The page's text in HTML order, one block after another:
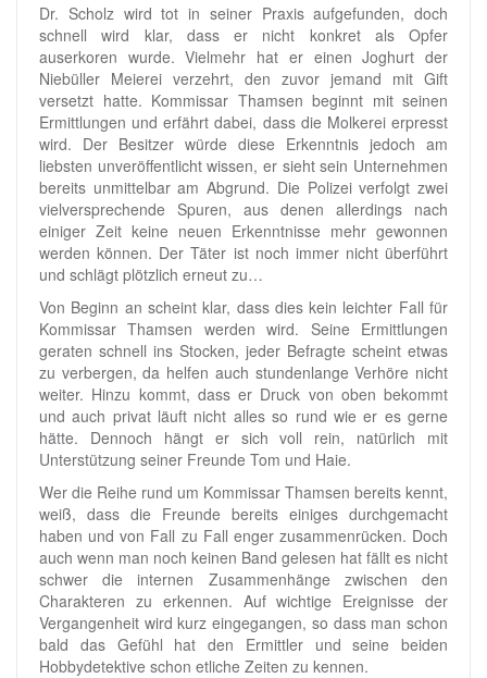
Dr. Scholz wird tot in seiner Praxis aufgefunden, doch
schnell wird klar, dass er nicht konkret als Opfer
auserkoren wurde. Vielmehr hat er einen Joghurt der
Niebüller Meierei verzehrt, den zuvor jemand mit Gift
versetzt hatte. Kommissar Thamsen beginnt mit seinen
Ermittlungen und erfährt dabei, dass die Molkerei erpresst
wird. Der Besitzer würde diese Erkenntnis jedoch am
liebsten unveröffentlicht wissen, er sieht sein Unternehmen
bereits unmittelbar am Abgrund. Die Polizei verfolgt zwei
vielversprechende Spuren, aus denen allerdings nach
einiger Zeit keine neuen Erkenntnisse mehr gewonnen
werden können. Der Täter ist noch immer nicht überführt
und schlägt plötzlich erneut zu…
Von Beginn an scheint klar, dass dies kein leichter Fall für
Kommissar Thamsen werden wird. Seine Ermittlungen
geraten schnell ins Stocken, jeder Befragte scheint etwas
zu verbergen, da helfen auch stundenlange Verhöre nicht
weiter. Hinzu kommt, dass er Druck von oben bekommt
und auch privat läuft nicht alles so rund wie er es gerne
hätte. Dennoch hängt er sich voll rein, natürlich mit
Unterstützung seiner Freunde Tom und Haie.
Wer die Reihe rund um Kommissar Thamsen bereits kennt,
weiß, dass die Freunde bereits einiges durchgemacht
haben und von Fall zu Fall enger zusammenrücken. Doch
auch wenn man noch keinen Band gelesen hat fällt es nicht
schwer die internen Zusammenhänge zwischen den
Charakteren zu erkennen. Auf wichtige Ereignisse der
Vergangenheit wird kurz eingegangen, so dass man schon
bald das Gefühl hat den Ermittler und seine beiden
Hobbydetektive schon etliche Zeiten zu kennen.